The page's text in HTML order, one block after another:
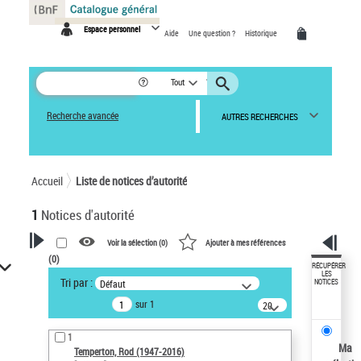
Espace personnel Aide Une question ? Historique
Tout
Recherche avancée AUTRES RECHERCHES
Accueil Liste de notices d’autorité
1 Notices d'autorité
VOTRE RECHERCHE
Recherche avancée dans les
notices d’autorité
Œuvres liées à l'auteur :
Temperton, Rod (1947-2016)
Voir la sélection (0) Ajouter à mes références
(0)
Tri par : Défaut
sur 1
20
résultats/page
1
Temperton, Rod (1947-2016)
RÉCUPÉRER
LES
NOTICES
Ma
Panneau de gestion des cookies